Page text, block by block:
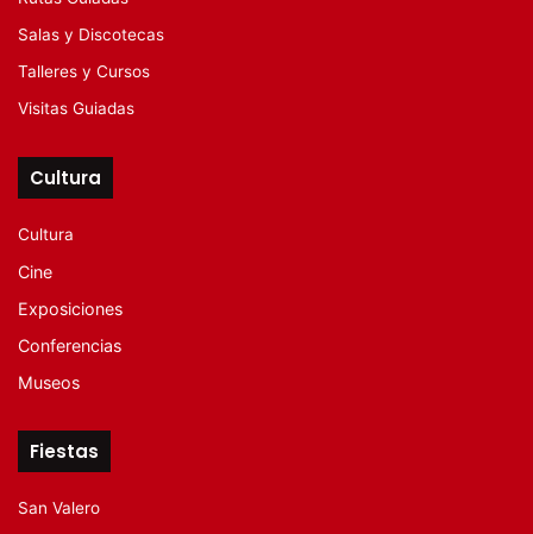
Salas y Discotecas
Talleres y Cursos
Visitas Guiadas
Cultura
Cultura
Cine
Exposiciones
Conferencias
Museos
Fiestas
San Valero